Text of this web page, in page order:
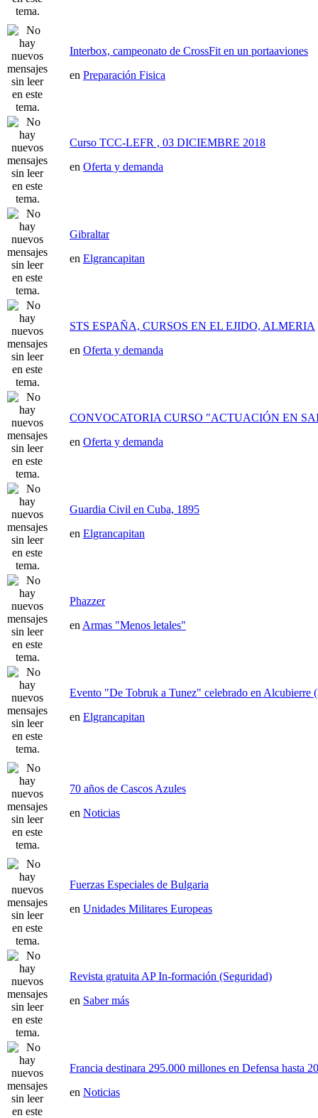
Interbox, campeonato de CrossFit en un portaaviones
en Preparación Fisica
Curso TCC-LEFR , 03 DICIEMBRE 2018
en Oferta y demanda
Gibraltar
en Elgrancapitan
STS ESPAÑA, CURSOS EN EL EJIDO, ALMERIA
en Oferta y demanda
CONVOCATORIA CURSO "ACTUACIÓN EN
en Oferta y demanda
Guardia Civil en Cuba, 1895
en Elgrancapitan
Phazzer
en Armas "Menos letales"
Evento "De Tobruk a Tunez" celebrado en Alcubierre
en Elgrancapitan
70 años de Cascos Azules
en Noticias
Fuerzas Especiales de Bulgaria
en Unidades Militares Europeas
Revista gratuita AP In-formación (Seguridad)
en Saber más
Francia destinara 295.000 millones en Defensa hasta
en Noticias